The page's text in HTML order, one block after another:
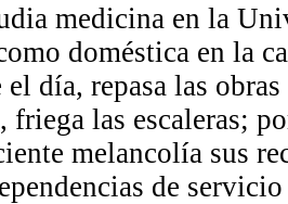
medicina en la
doméstica en la
día, repasa las
friega las escaleras;
melancolía sus
de